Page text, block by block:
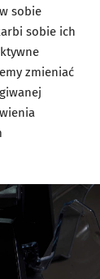
sobie
sobie ich
zmieniać